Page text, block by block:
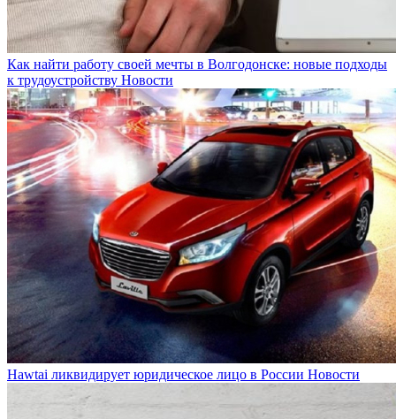
Как найти работу своей мечты в Волгодонске: новые подходы
к трудоустройству Новости
Hawtai ликвидирует юридическое лицо в России Новости